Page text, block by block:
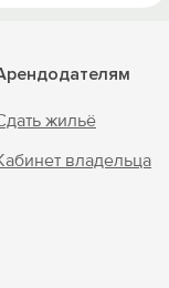
жильё
владельца